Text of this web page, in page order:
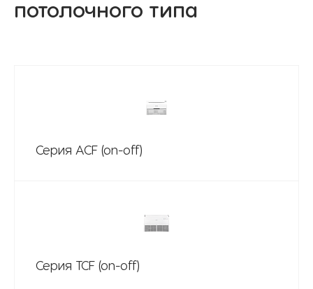
потолочного типа
Серия ACF (on-off)
Серия TCF (on-off)